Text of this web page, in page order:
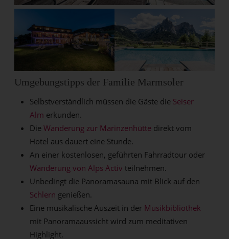
Umgebungstipps der Familie Marmsoler
Selbstverständlich müssen die Gäste die Seiser
Alm erkunden.
DieWanderung zur Marinzenhütte direkt vom
Hotel aus dauert eine Stunde.
An einer kostenlosen, geführten Fahrradtour oder
Wanderung von Alps Activ teilnehmen.
Unbedingt die Panoramasauna mit Blick auf den
Schlern genießen.
Eine musikalische Auszeit in der Musikbibliothek
mit Panoramaaussicht wird zum meditativen
Highlight.